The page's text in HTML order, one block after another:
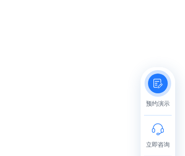
预约演示
立即咨询